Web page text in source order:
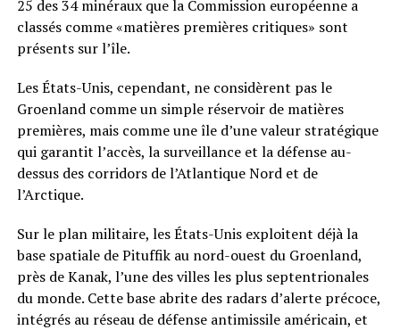
25 des 34 minéraux que la Commission européenne a
classés comme «matières premières critiques» sont
présents sur l’île.
Les États-Unis, cependant, ne considèrent pas le
Groenland comme un simple réservoir de matières
premières, mais comme une île d’une valeur stratégique
qui garantit l’accès, la surveillance et la défense au-
dessus des corridors de l’Atlantique Nord et de
l’Arctique.
Sur le plan militaire, les États-Unis exploitent déjà la
base spatiale de Pituffik au nord-ouest du Groenland,
près de Kanak, l’une des villes les plus septentrionales
du monde. Cette base abrite des radars d’alerte précoce,
intégrés au réseau de défense antimissile américain, et